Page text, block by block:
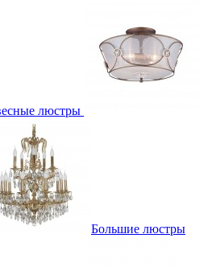
люстры
Большие люстры